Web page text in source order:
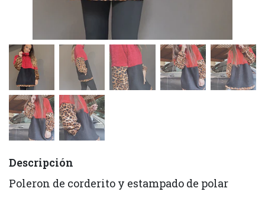
Descripción
Poleron de corderito y estampado de polar